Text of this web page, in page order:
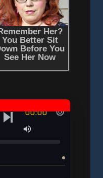
00:00